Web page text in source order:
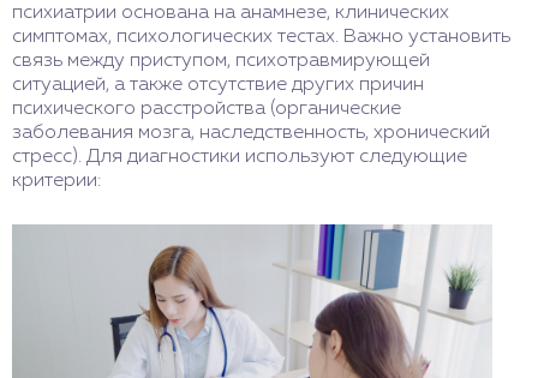
психиатрии основана на анамнезе, клинических
симптомах, психологических тестах. Важно установить
связь между приступом, психотравмирующей
ситуацией, а также отсутствие других причин
психического расстройства (органические
заболевания мозга, наследственность, хронический
стресс). Для диагностики используют следующие
критерии: